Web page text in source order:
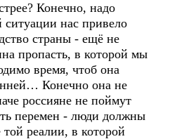
Конечно, надо
ситуации нас привело
страны - ещё не
пропасть, в которой мы
время, чтоб она
Конечно она не
россияне не поймут
перемен - люди должны
реалии, в которой